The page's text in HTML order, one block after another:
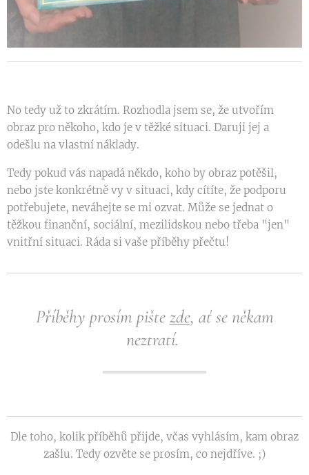
No tedy už to zkrátím. Rozhodla jsem se, že utvořím
obraz pro někoho, kdo je v těžké situaci. Daruji jej a
odešlu na vlastní náklady.
Tedy pokud vás napadá někdo, koho by obraz potěšil,
nebo jste konkrétně vy v situaci, kdy cítíte, že podporu
potřebujete, neváhejte se mi ozvat. Může se jednat o
těžkou finanční, sociální, mezilidskou nebo třeba "jen"
vnitřní situaci. Ráda si vaše příběhy přečtu!
Příběhy prosím pištezde, ať se někam
neztratí.
Dle toho, kolik příběhů přijde, včas vyhlásím, kam obraz
zašlu. Tedy ozvěte se prosím, co nejdříve. ;)